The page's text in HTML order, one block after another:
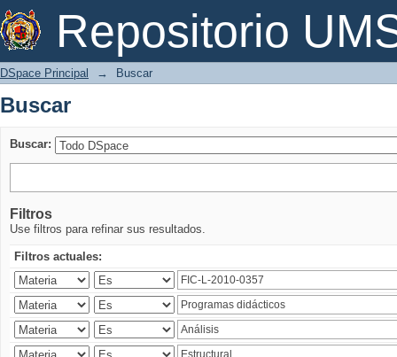
Repositorio
Buscar
DSpace Principal → Buscar
Buscar
Buscar:
Filtros
Use filtros para refinar sus resultados.
Filtros actuales: